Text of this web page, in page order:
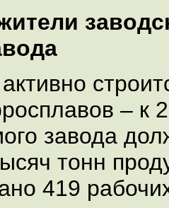
– к
завода
тонн
419